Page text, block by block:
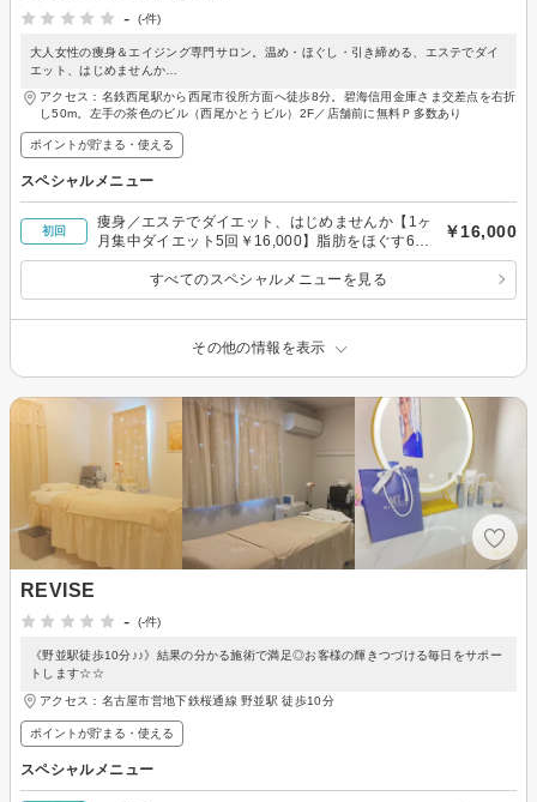
-
(-件)
大人女性の痩身＆エイジング専門サロン。温め・ほぐし・引き締める、エステでダイ
エット、はじめませんか…
アクセス：名鉄西尾駅から西尾市役所方面へ徒歩8分。碧海信用金庫さま交差点を右折
し50m。左手の茶色のビル（西尾かとうビル）2F／店舗前に無料Ｐ多数あり
ポイントが貯まる・使える
スペシャルメニュー
初回
痩身／エステでダイエット、はじめませんか【1ヶ
月集中ダイエット5回￥16,000】脂肪をほぐす60
分
￥16,000
すべてのスペシャルメニューを見る
その他の情報を表示
REVISE
-
(-件)
《野並駅徒歩10分♪♪》結果の分かる施術で満足◎お客様の輝きつづける毎日をサポー
トします☆☆
アクセス：名古屋市営地下鉄桜通線 野並駅 徒歩10分
ポイントが貯まる・使える
スペシャルメニュー